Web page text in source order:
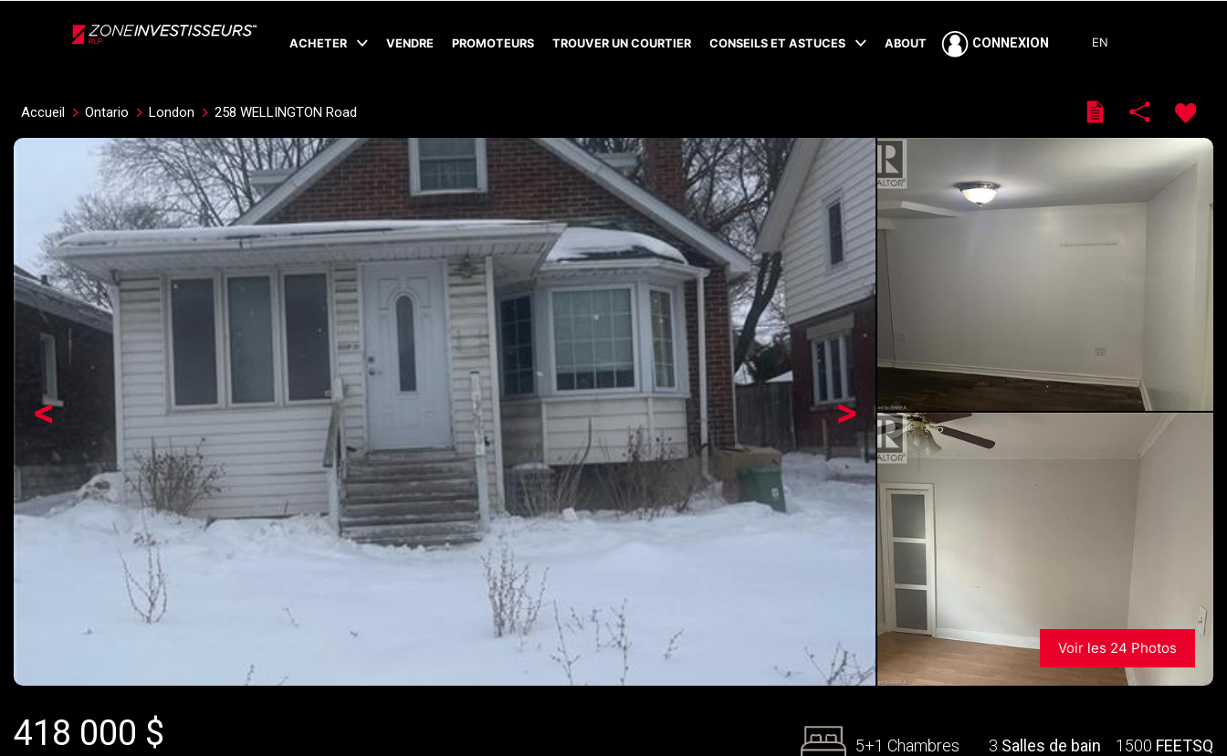
ACHETER VENDRE PROMOTEURS TROUVER UN COURTIER CONSEILS ET ASTUCES ABOUT CONNEXION EN
Accueil Ontario London 258 WELLINGTON Road
>
<
Voir les 24 Photos
418 000 $ 5+1 Chambres 3 Salles de bain 1500 FEETSQ